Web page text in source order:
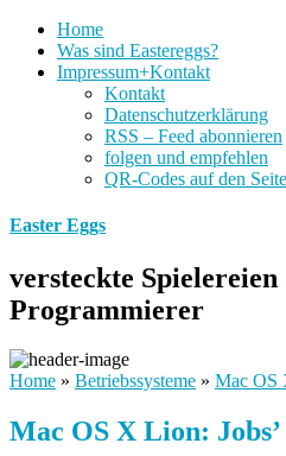
Home
Was sind Eastereggs?
Impressum+Kontakt
Kontakt
Datenschutzerklärung
RSS – Feed abonnieren
folgen und empfehlen
QR-Codes auf den
Easter Eggs
versteckte Spielereien
Programmierer
Home » Betriebssysteme » Mac OS
Mac OS X Lion: